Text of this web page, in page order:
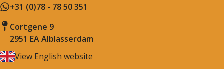
+31 (0)78 - 78 50 351
Cortgene 9
2951 EA Alblasserdam
View English website